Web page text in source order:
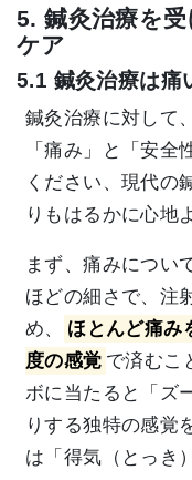
5. 鍼灸治療を
ケア
5.1 鍼灸治療は痛
鍼灸治療に対して
「痛み」と「安
ください、現代の
りもはるかに心地
まず、痛みについ
ほどの細さで、注
め、
ほとんど痛み
度の感覚 で済むこ
ボに当たると「ズ
りする独特の感覚
は「得気（とっき